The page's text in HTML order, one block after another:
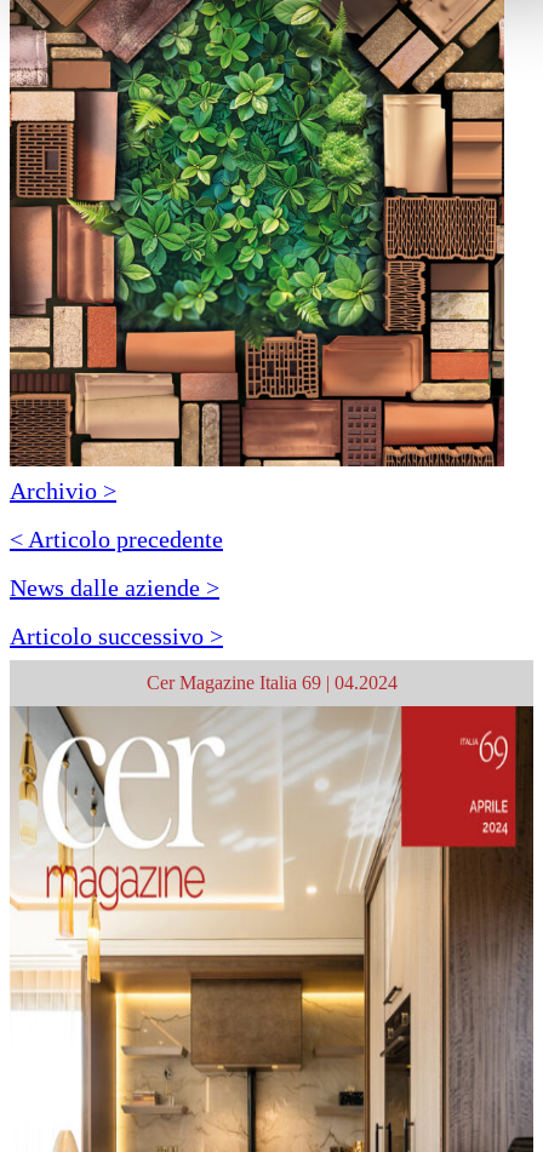
Archivio >
< Articolo precedente
News dalle aziende >
Articolo successivo >
Cer Magazine Italia 69 | 04.2024